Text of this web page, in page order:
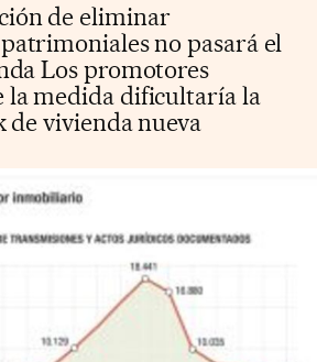
de eliminar
no pasará el
Los promotores
la medida dificultaría la
de vivienda nueva